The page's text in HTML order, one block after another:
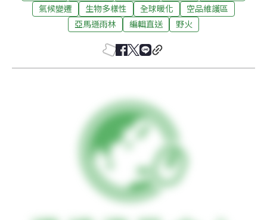
氣候變遷
生物多樣性 全球暖化
空品維護區
亞馬遜雨林
編輯直送 野火